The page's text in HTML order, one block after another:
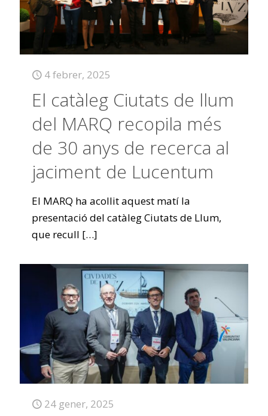
4 febrer, 2025
El catàleg Ciutats de llum
del MARQ recopila més
de 30 anys de recerca al
jaciment de Lucentum
El MARQ ha acollit aquest matí la
presentació del catàleg Ciutats de Llum,
que recull […]
24 gener, 2025